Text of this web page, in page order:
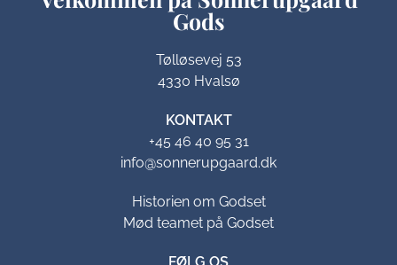
Gods​
Tølløsevej 53
4330 Hvalsø
KONTAKT
+45 46 40 95 31
info@sonnerupgaard.dk
Historien om Godset
Mød teamet på Godset